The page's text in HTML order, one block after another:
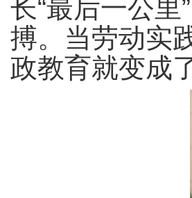
长“最后一公
搏。当劳动实
政教育就变成